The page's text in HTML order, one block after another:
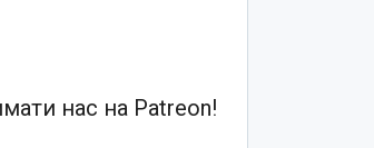
нас на Patreon!